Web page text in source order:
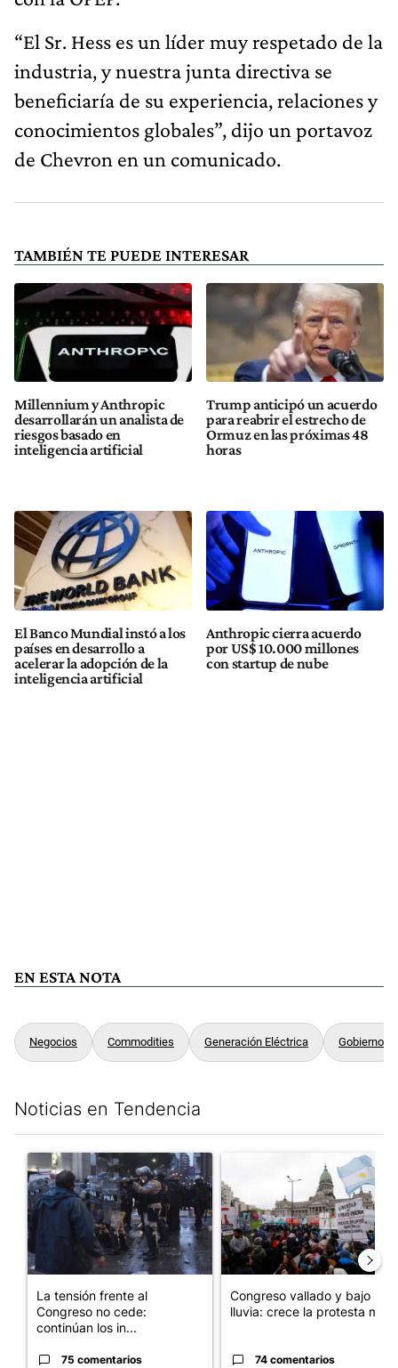
“El Sr. Hess es un líder muy respetado de la
industria, y nuestra junta directiva se
beneficiaría de su experiencia, relaciones y
conocimientos globales”, dijo un portavoz
de Chevron en un comunicado.
TAMBIÉN TE PUEDE INTERESAR
Millennium y Anthropic
desarrollarán un analista de
riesgos basado en
inteligencia artificial
Trump anticipó un acuerdo
para reabrir el estrecho de
Ormuz en las próximas 48
horas
El Banco Mundial instó a los
países en desarrollo a
acelerar la adopción de la
inteligencia artificial
Anthropic cierra acuerdo
por US$ 10.000 millones
con startup de nube
EN ESTA NOTA
Negocios Commodities Generación Eléctrica Gobierno
Noticias en Tendencia
Un artículo de tendencia con el título "La tensión frente al
La tensión frente al
Congreso no cede:
continúan los in...
75 comentarios
Un artículo de tendencia
Congreso vallado y bajo la
lluvia: crece la protesta mi...
74 comentarios